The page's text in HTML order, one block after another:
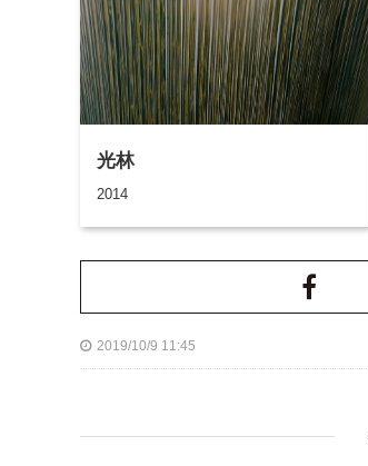
光林
2014
2019/10/9 11:45